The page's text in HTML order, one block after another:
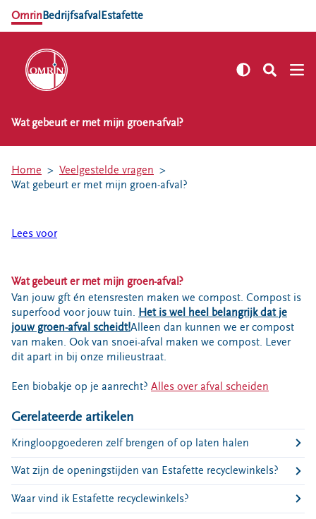
OmrinBedrijfsafval Estafette
NL EN
Afvalkalender
Milieustraten
Kringloopspullen
Afval aanmelden
Bouwcontainer huren
Ons verhaal
Ontdek Omrin
Over Omrin
Hier werken we aan
Ecopark De Wierde
Reststoffen Energie Centrale
Projecten
Wat gebeurt er met mijn groen-afval?
Home
Veelgestelde vragen
Wat gebeurt er met mijn groen-afval?
Lees voor
Wat gebeurt er met mijn groen-afval?
Van jouw gft én etensresten maken we compost. Compost is
superfood voor jouw tuin. Het is wel heel belangrijk dat je
jouw groen-afval scheidt!Alleen dan kunnen we er compost
van maken. Ook van snoei-afval maken we compost. Lever
dit apart in bij onze milieustraat.
Een biobakje op je aanrecht? Alles over afval scheiden
Gerelateerde artikelen
Kringloopgoederen zelf brengen of op laten halen
Wat zijn de openingstijden van Estafette recyclewinkels?
Waar vind ik Estafette recyclewinkels?